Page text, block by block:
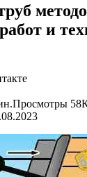
и
Просмотры 58